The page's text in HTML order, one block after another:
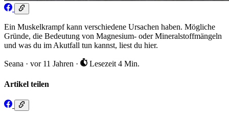
Ein Muskelkrampf kann verschiedene Ursachen haben. Mögliche
Gründe, die Bedeutung von Magnesium- oder Mineralstoffmängeln
und was du im Akutfall tun kannst, liest du hier.
Seana · vor 11 Jahren · Lesezeit 4 Min.
Artikel teilen